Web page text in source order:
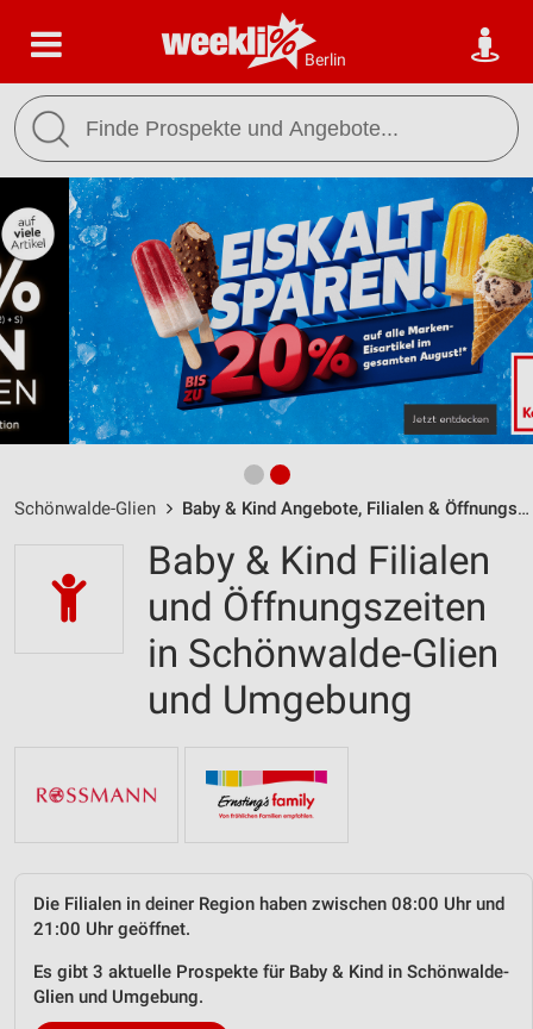
Berlin
Schönwalde-Glien Baby & Kind Angebote, Filialen & Öffnungszeiten
Baby & Kind Filialen
und Öffnungszeiten
in Schönwalde-Glien
und Umgebung
Die Filialen in deiner Region haben zwischen 08:00 Uhr und
21:00 Uhr geöffnet.
Es gibt 3 aktuelle Prospekte für Baby & Kind in Schönwalde-
Glien und Umgebung.